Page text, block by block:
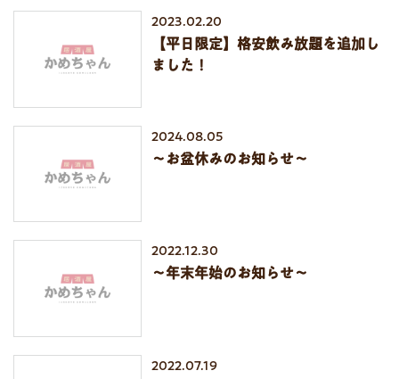
2023.02.20
【平日限定】格安飲み放題を追加し
ました！
2024.08.05
～お盆休みのお知らせ～
2022.12.30
～年末年始のお知らせ～
2022.07.19